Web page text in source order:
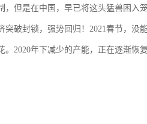
但是在中国，早已将这头猛兽困入
突破封锁，强势回归！2021春节，
。2020年下减少的产能，正在逐渐